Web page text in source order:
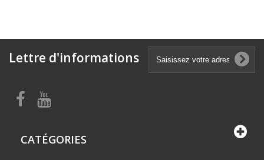
Lettre d'informations
CATÉGORIES